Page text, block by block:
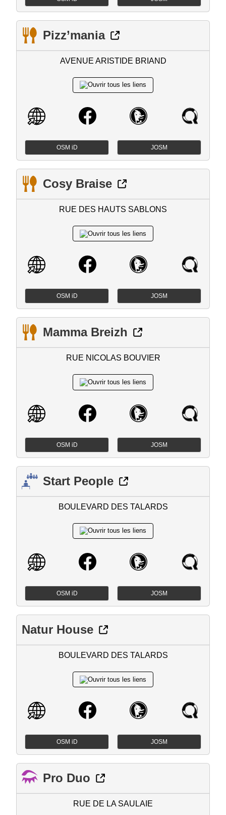
Pizz’mania
AVENUE ARISTIDE BRIAND
OSM iD JOSM
Cosy Braise
RUE DES HAUTS SABLONS
OSM iD JOSM
Mamma Breizh
RUE NICOLAS BOUVIER
OSM iD JOSM
Start People
BOULEVARD DES TALARDS
OSM iD JOSM
Natur House
BOULEVARD DES TALARDS
OSM iD JOSM
Pro Duo
RUE DE LA SAULAIE